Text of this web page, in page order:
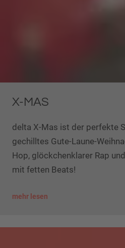
X-MAS
delta X-Mas ist der perfekte
gechilltes Gute-Laune-
Hop, glöckchenklarer Rap
mit fetten Beats!
mehr lesen